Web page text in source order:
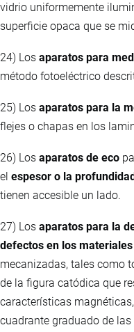
vidrio uniformemente
superficie opaca que se
24) Los aparatos para
método fotoeléctrico
25) Los aparatos para la
flejes o chapas en los
26) Los aparatos de eco
el espesor o la profundidad
tienen accesible un lado.
27) Los aparatos para la
defectos en los materiales
mecanizadas, tales como
de la figura catódica que
características
cuadrante graduado de